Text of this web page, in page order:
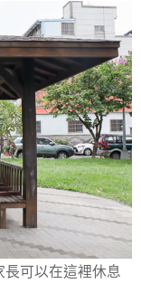
可以在這裡休息